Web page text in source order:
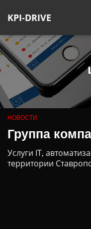
KPI-DRIVE
НОВОСТИ
Группа
Услуги IT,
территории